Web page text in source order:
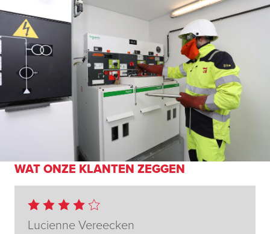
WAT ONZE KLANTEN ZEGGEN
Lucienne Vereecken